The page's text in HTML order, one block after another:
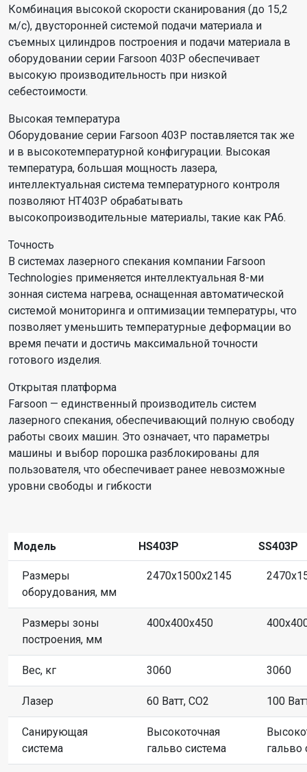
Комбинация высокой скорости сканирования (до 15,2
м/с), двусторонней системой подачи материала и
съемных цилиндров построения и подачи материала в
оборудовании серии Farsoon 403P обеспечивает
высокую производительность при низкой
себестоимости.
Высокая температура
Оборудование серии Farsoon 403P поставляется так же
и в высокотемпературной конфигурации. Высокая
температура, большая мощность лазера,
интеллектуальная система температурного контроля
позволяют HT403P обрабатывать
высокопроизводительные материалы, такие как PA6.
Точность
В системах лазерного спекания компании Farsoon
Technologies применяется интеллектуальная 8-ми
зонная система нагрева, оснащенная автоматической
системой мониторинга и оптимизации температуры, что
позволяет уменьшить температурные деформации во
время печати и достичь максимальной точности
готового изделия.
Открытая платформа
Farsoon — единственный производитель систем
лазерного спекания, обеспечивающий полную свободу
работы своих машин. Это означает, что параметры
машины и выбор порошка разблокированы для
пользователя, что обеспечивает ранее невозможные
уровни свободы и гибкости
Модель HS403P SS403P
Размеры
оборудования, мм
2470x1500x2145
Размеры зоны
построения, мм
400x400x450
Вес, кг 3060 3060
Лазер 60 Ватт, CO2 100
Санирующая
система
Высокоточная
гальво система
гальво